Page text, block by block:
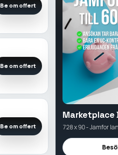
Be om offert
Be om offert
Be om offert
Marketplace
728 x 90 - Jamfor